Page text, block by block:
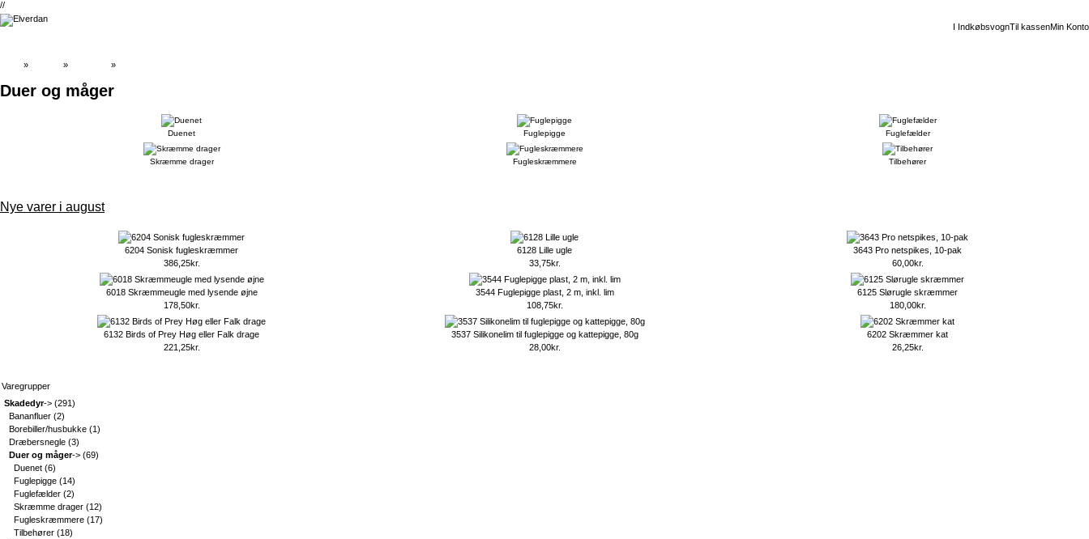
//
I IndkøbsvognTil kassenMin Konto
» » »
Duer og måger
Duenet Fuglepigge Fuglefælder
Skræmme drager Fugleskræmmere Tilbehører
Nye varer i august
6204 Sonisk fugleskræmmer
386,25kr.
6128 Lille ugle
33,75kr.
3643 Pro netspikes, 10-pak
60,00kr.
6018 Skræmmeugle med lysende øjne
178,50kr.
3544 Fuglepigge plast, 2 m, inkl. lim
108,75kr.
6125 Slørugle skræmmer
180,00kr.
6132 Birds of Prey Høg eller Falk drage
221,25kr.
3537 Silikonelim til fuglepigge og kattepigge, 80g
28,00kr.
6202 Skræmmer kat
26,25kr.
Varegrupper
Skadedyr-> (291)
Bananfluer (2)
Borebiller/husbukke (1)
Dræbersnegle (3)
Duer og måger-> (69)
Duenet (6)
Fuglepigge (14)
Fuglefælder (2)
Skræmme drager (12)
Fugleskræmmere (17)
Tilbehører (18)